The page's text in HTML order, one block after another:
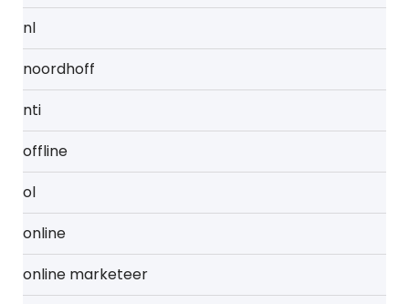
nl
noordhoff
nti
offline
ol
online
online marketeer